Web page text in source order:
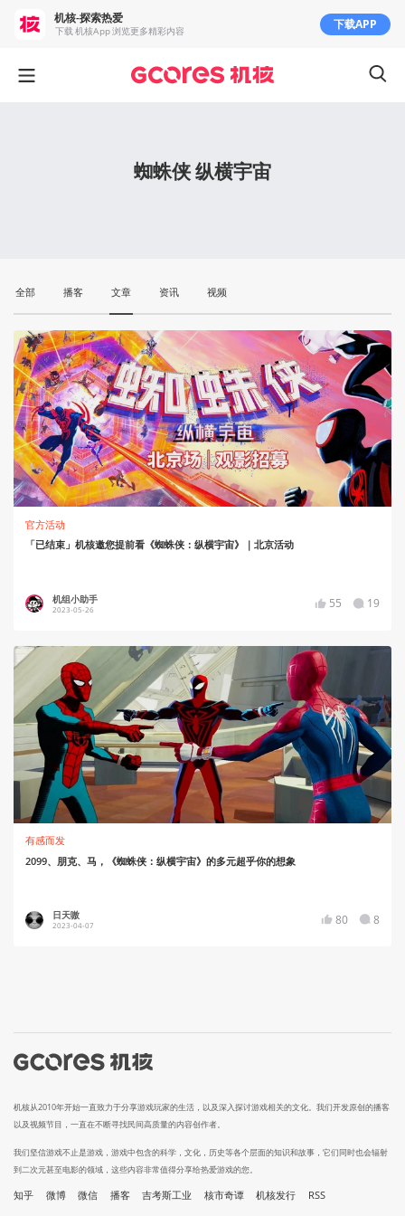
蜘蛛侠 纵横宇宙
全部 播客 文章 资讯 视频
官方活动
「已结束」机核邀您提前看《蜘蛛侠：纵横宇宙》｜北京活动
机组小助手
2023-05-26 55 19
有感而发
2099、朋克、马，《蜘蛛侠：纵横宇宙》的多元超乎你的想象
日天嗷
2023-04-07 80 8
机核从2010年开始一直致力于分享游戏玩家的生活，以及深入探讨游戏相关的文化。我们开发原创的播客
以及视频节目，一直在不断寻找民间高质量的内容创作者。
我们坚信游戏不止是游戏，游戏中包含的科学，文化，历史等各个层面的知识和故事，它们同时也会辐射
到二次元甚至电影的领域，这些内容非常值得分享给热爱游戏的您。
知乎 微博 微信 播客 吉考斯工业 核市奇谭 机核发行 RSS
机核-探索热爱
下载 机核App 浏览更多精彩内容 下载APP